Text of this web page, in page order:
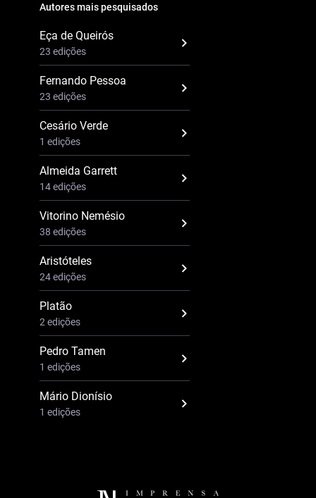
Autores mais pesquisados
Eça de Queirós
23 edições
Fernando Pessoa
23 edições
Cesário Verde
1 edições
Almeida Garrett
14 edições
Vitorino Nemésio
38 edições
Aristóteles
24 edições
Platão
2 edições
Pedro Tamen
1 edições
Mário Dionísio
1 edições